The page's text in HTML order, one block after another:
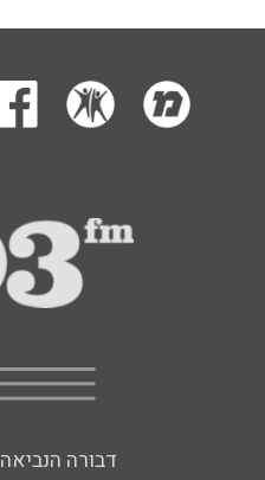
דבורה הנביאה 6, רמת השרון